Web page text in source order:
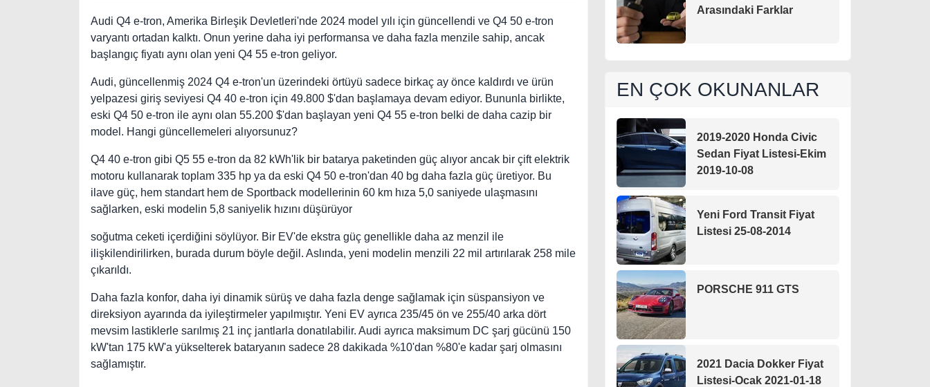
Audi Q4 e-tron, Amerika Birleşik Devletleri'nde 2024 model yılı için güncellendi ve Q4 50 e-tron
varyantı ortadan kalktı. Onun yerine daha iyi performansa ve daha fazla menzile sahip, ancak
başlangıç fiyatı aynı olan yeni Q4 55 e-tron geliyor.
Audi, güncellenmiş 2024 Q4 e-tron'un üzerindeki örtüyü sadece birkaç ay önce kaldırdı ve ürün
yelpazesi giriş seviyesi Q4 40 e-tron için 49.800 $'dan başlamaya devam ediyor. Bununla birlikte,
eski Q4 50 e-tron ile aynı olan 55.200 $'dan başlayan yeni Q4 55 e-tron belki de daha cazip bir
model. Hangi güncellemeleri alıyorsunuz?
Q4 40 e-tron gibi Q5 55 e-tron da 82 kWh'lik bir batarya paketinden güç alıyor ancak bir çift elektrik
motoru kullanarak toplam 335 hp ya da eski Q4 50 e-tron'dan 40 bg daha fazla güç üretiyor. Bu
ilave güç, hem standart hem de Sportback modellerinin 60 km hıza 5,0 saniyede ulaşmasını
sağlarken, eski modelin 5,8 saniyelik hızını düşürüyor
soğutma ceketi içerdiğini söylüyor. Bir EV'de ekstra güç genellikle daha az menzil ile
ilişkilendirilirken, burada durum böyle değil. Aslında, yeni modelin menzili 22 mil artırılarak 258 mile
çıkarıldı.
Daha fazla konfor, daha iyi dinamik sürüş ve daha fazla denge sağlamak için süspansiyon ve
direksiyon ayarında da iyileştirmeler yapılmıştır. Yeni EV ayrıca 235/45 ön ve 255/40 arka dört
mevsim lastiklerle sarılmış 21 inç jantlarla donatılabilir. Audi ayrıca maksimum DC şarj gücünü 150
kW'tan 175 kW'a yükselterek bataryanın sadece 28 dakikada %10'dan %80'e kadar şarj olmasını
sağlamıştır.
Arasındaki Farklar
EN ÇOK OKUNANLAR
2019-2020 Honda Civic
Sedan Fiyat Listesi-Ekim
2019-10-08
Yeni Ford Transit Fiyat
Listesi 25-08-2014
PORSCHE 911 GTS
2021 Dacia Dokker Fiyat
Listesi-Ocak 2021-01-18